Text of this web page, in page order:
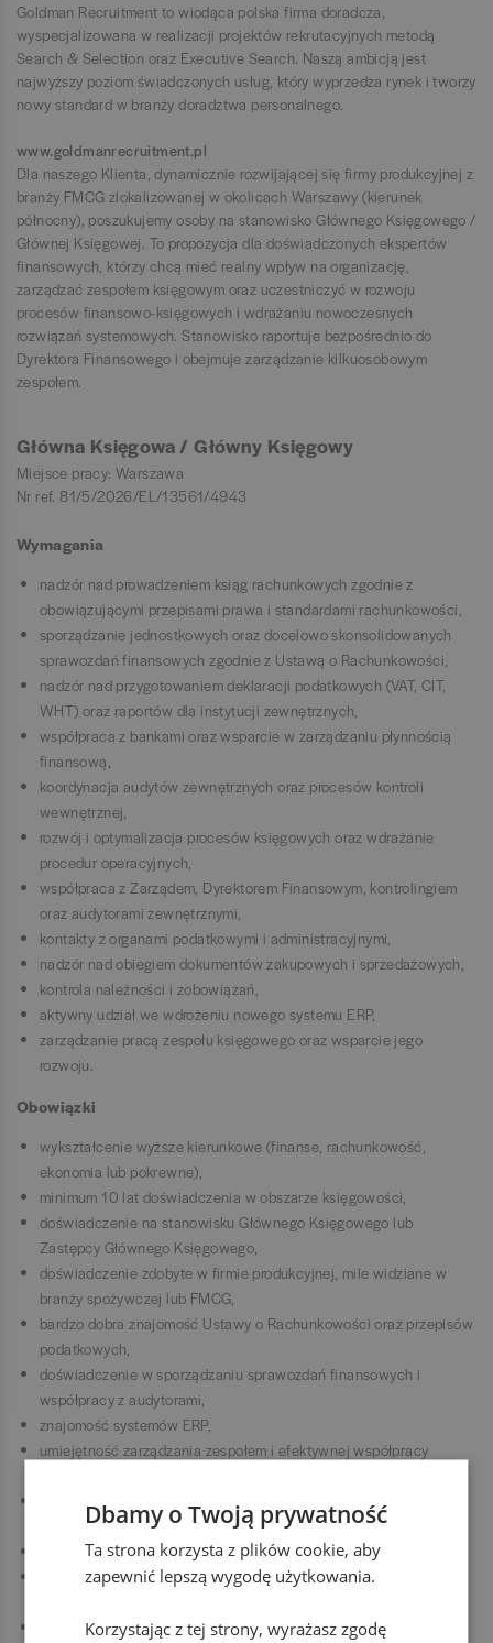
Goldman Recruitment to wiodąca polska firma doradcza,
wyspecjalizowana w realizacji projektów rekrutacyjnych metodą
Search & Selection oraz Executive Search. Naszą ambicją jest
najwyższy poziom świadczonych usług, który wyprzedza rynek i tworzy
nowy standard w branży doradztwa personalnego.
www.goldmanrecruitment.pl
Dla naszego Klienta, dynamicznie rozwijającej się firmy produkcyjnej z
branży FMCG zlokalizowanej w okolicach Warszawy (kierunek
północny), poszukujemy osoby na stanowisko Głównego Księgowego /
Głównej Księgowej. To propozycja dla doświadczonych ekspertów
finansowych, którzy chcą mieć realny wpływ na organizację,
zarządzać zespołem księgowym oraz uczestniczyć w rozwoju
procesów finansowo-księgowych i wdrażaniu nowoczesnych
rozwiązań systemowych. Stanowisko raportuje bezpośrednio do
Dyrektora Finansowego i obejmuje zarządzanie kilkuosobowym
zespołem.
Główna Księgowa / Główny Księgowy
Miejsce pracy: Warszawa
Nr ref. 81/5/2026/EL/13561/4943
Wymagania
nadzór nad prowadzeniem ksiąg rachunkowych zgodnie z
obowiązującymi przepisami prawa i standardami rachunkowości,
sporządzanie jednostkowych oraz docelowo skonsolidowanych
sprawozdań finansowych zgodnie z Ustawą o Rachunkowości,
nadzór nad przygotowaniem deklaracji podatkowych (VAT, CIT,
WHT) oraz raportów dla instytucji zewnętrznych,
współpraca z bankami oraz wsparcie w zarządzaniu płynnością
finansową,
koordynacja audytów zewnętrznych oraz procesów kontroli
wewnętrznej,
rozwój i optymalizacja procesów księgowych oraz wdrażanie
procedur operacyjnych,
współpraca z Zarządem, Dyrektorem Finansowym, kontrolingiem
oraz audytorami zewnętrznymi,
kontakty z organami podatkowymi i administracyjnymi,
nadzór nad obiegiem dokumentów zakupowych i sprzedażowych,
kontrola należności i zobowiązań,
aktywny udział we wdrożeniu nowego systemu ERP,
zarządzanie pracą zespołu księgowego oraz wsparcie jego
rozwoju.
Obowiązki
wykształcenie wyższe kierunkowe (finanse, rachunkowość,
ekonomia lub pokrewne),
minimum 10 lat doświadczenia w obszarze księgowości,
doświadczenie na stanowisku Głównego Księgowego lub
Zastępcy Głównego Księgowego,
doświadczenie zdobyte w firmie produkcyjnej, mile widziane w
branży spożywczej lub FMCG,
bardzo dobra znajomość Ustawy o Rachunkowości oraz przepisów
podatkowych,
doświadczenie w sporządzaniu sprawozdań finansowych i
współpracy z audytorami,
znajomość systemów ERP,
umiejętność zarządzania zespołem i efektywnej współpracy
samodzielność, odpowiedzialność oraz bardzo dobra organizacja
doświadczenie we wdrażaniu systemów ERP - mile widziane,
certyfikaty oraz dodatkowe szkolenia z zakresu rachunkowości i
znajomość języka angielskiego - mile widziane.
Dbamy o Twoją prywatność
Ta strona korzysta z plików cookie, aby
zapewnić lepszą wygodę użytkowania.
Korzystając z tej strony, wyrażasz zgodę